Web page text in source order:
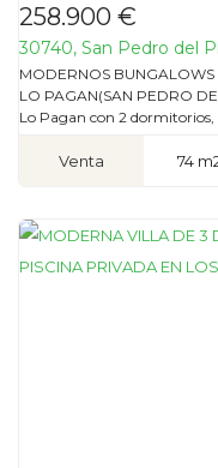
258.900 €
30740, San Pedro del
MODERNOS
LO PAGAN(SAN PEDRO
Lo Pagan con 2 dormitorios,
Venta 74